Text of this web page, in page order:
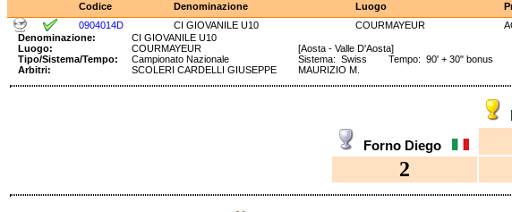
Codice Denominazione Luogo
0904014D
CI GIOVANILE U10 COURMAYEUR
Denominazione:
CI GIOVANILE U10
Luogo:
COURMAYEUR
[Aosta - Valle D'Aosta]
Tipo/Sistema/Tempo:
Campionato Nazionale
Sistema: Swiss Tempo: 90' + 30" bonus
Arbitri:
SCOLERI CARDELLI GIUSEPPE MAURIZIO M.
Forno Diego
2